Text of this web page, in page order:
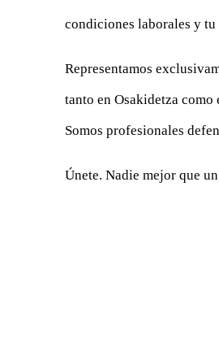
condiciones laborales y
Representamos
tanto en Osakidetza
Somos profesionales
Únete. Nadie mejor que